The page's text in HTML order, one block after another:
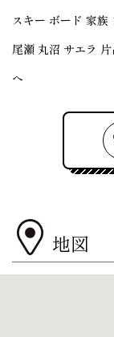
スキー ボード 家族
尾瀬 丸沼 サエラ
へ
地図